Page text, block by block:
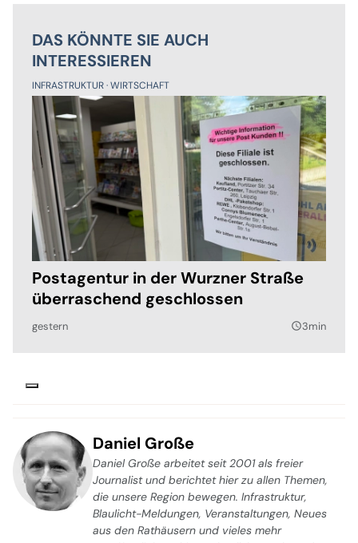
DAS KÖNNTE SIE AUCH
INTERESSIEREN
INFRASTRUKTUR WIRTSCHAFT
Postagentur in der Wurzner Straße
überraschend geschlossen
gestern query_builder3min
Daniel Große
Daniel Große arbeitet seit 2001 als freier
Journalist und berichtet hier zu allen Themen,
die unsere Region bewegen. Infrastruktur,
Blaulicht-Meldungen, Veranstaltungen, Neues
aus den Rathäusern und vieles mehr